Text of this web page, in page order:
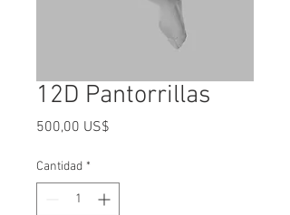
12D Pantorrillas
500,00 US$
Cantidad *